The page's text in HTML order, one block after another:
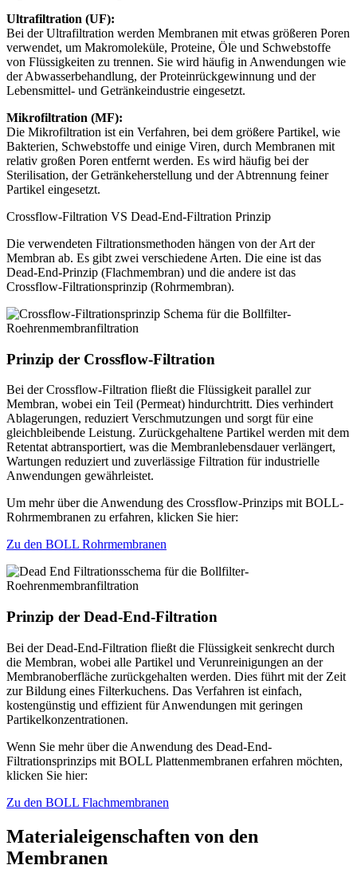
Ultrafiltration (UF):
Bei der Ultrafiltration werden Membranen mit etwas größeren Poren
verwendet, um Makromoleküle, Proteine, Öle und Schwebstoffe
von Flüssigkeiten zu trennen. Sie wird häufig in Anwendungen wie
der Abwasserbehandlung, der Proteinrückgewinnung und der
Lebensmittel- und Getränkeindustrie eingesetzt.
Mikrofiltration (MF):
Die Mikrofiltration ist ein Verfahren, bei dem größere Partikel, wie
Bakterien, Schwebstoffe und einige Viren, durch Membranen mit
relativ großen Poren entfernt werden. Es wird häufig bei der
Sterilisation, der Getränkeherstellung und der Abtrennung feiner
Partikel eingesetzt.
Crossflow-Filtration VS Dead-End-Filtration Prinzip
Die verwendeten Filtrationsmethoden hängen von der Art der
Membran ab. Es gibt zwei verschiedene Arten. Die eine ist das
Dead-End-Prinzip (Flachmembran) und die andere ist das
Crossflow-Filtrationsprinzip (Rohrmembran).
Prinzip der Crossflow-Filtration
Bei der Crossflow-Filtration fließt die Flüssigkeit parallel zur
Membran, wobei ein Teil (Permeat) hindurchtritt. Dies verhindert
Ablagerungen, reduziert Verschmutzungen und sorgt für eine
gleichbleibende Leistung. Zurückgehaltene Partikel werden mit dem
Retentat abtransportiert, was die Membranlebensdauer verlängert,
Wartungen reduziert und zuverlässige Filtration für industrielle
Anwendungen gewährleistet.
Um mehr über die Anwendung des Crossflow-Prinzips mit BOLL-
Rohrmembranen zu erfahren, klicken Sie hier:
Zu den BOLL Rohrmembranen
Prinzip der Dead-End-Filtration
Bei der Dead-End-Filtration fließt die Flüssigkeit senkrecht durch
die Membran, wobei alle Partikel und Verunreinigungen an der
Membranoberfläche zurückgehalten werden. Dies führt mit der Zeit
zur Bildung eines Filterkuchens. Das Verfahren ist einfach,
kostengünstig und effizient für Anwendungen mit geringen
Partikelkonzentrationen.
Wenn Sie mehr über die Anwendung des Dead-End-
Filtrationsprinzips mit BOLL Plattenmembranen erfahren möchten,
klicken Sie hier:
Zu den BOLL Flachmembranen
Materialeigenschaften von den
Membranen